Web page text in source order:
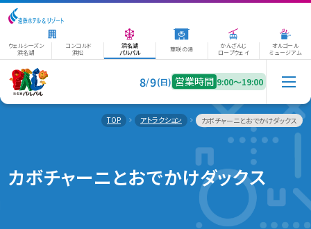
ウェルシーズン
浜名湖
コンコルド
浜松
浜名湖
パルパル
華咲の湯
かんざんじ
ロープウェイ
オルゴール
ミュージアム
8/9(日) 営業時間 9:00〜19:00
TOP アトラクション カボチャーニとおでかけダックス
カボチャーニとおでかけダックス